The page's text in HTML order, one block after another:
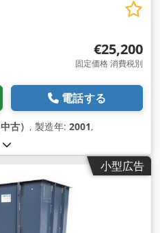
€25,200
固定価格 消費税別
電話する
古） , 製造年: 2001,
小型広告